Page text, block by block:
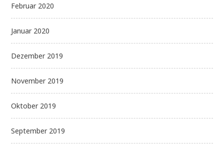
Februar 2020
Januar 2020
Dezember 2019
November 2019
Oktober 2019
September 2019